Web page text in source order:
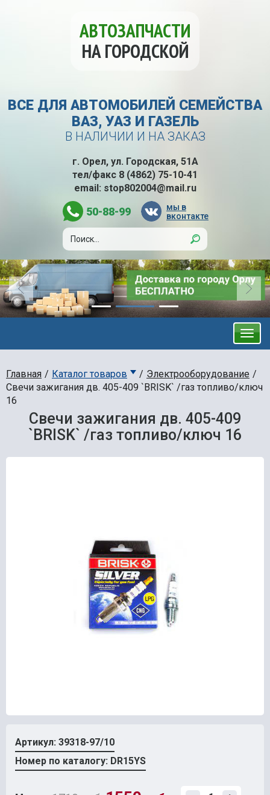
АВТОЗАПЧАСТИ
НА ГОРОДСКОЙ
ВСЕ ДЛЯ АВТОМОБИЛЕЙ СЕМЕЙСТВА
ВАЗ, УАЗ И ГАЗЕЛЬ
В НАЛИЧИИ И НА ЗАКАЗ
г. Орел, ул. Городская, 51А
тел/факс 8 (4862) 75-10-41
email: stop802004@mail.ru
50-88-99
мы в
вконтакте
Главная Каталог товаров
Электрооборудование
Свечи зажигания дв. 405-409 `BRISK` /газ топливо/ключ
16
Свечи зажигания дв. 405-409
`BRISK` /газ топливо/ключ 16
Артикул: 39318-97/10
Номер по каталогу: DR15YS